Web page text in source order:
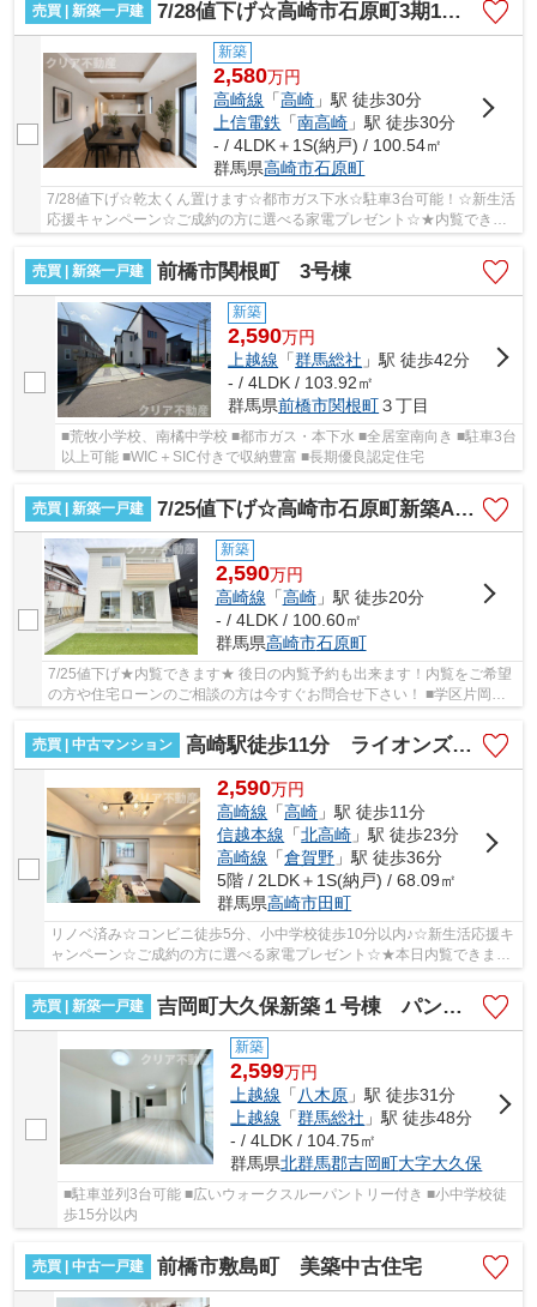
売買 | 新築一戸建 7/28値下げ☆高崎市石原町3期1号棟 ファミクロ＋土間収納
新築
2,580万円
高崎線 「高崎 」駅 徒歩30分
上信電鉄 「南高崎 」駅 徒歩30分
- / 4LDK＋1S(納戸) / 100.54㎡
群馬県高崎市石原町
7/28値下げ☆乾太くん置けます☆都市ガス下水☆駐車3台可能！☆新生活
応援キャンペーン☆ご成約の方に選べる家電プレゼント☆★内覧できま
す★本日、お客様のご都合に合わせて内覧できます。18...
売買 | 新築一戸建
前橋市関根町 3号棟
新築
2,590万円
上越線 「群馬総社 」駅 徒歩42分
- / 4LDK / 103.92㎡
群馬県前橋市関根町３丁目
■荒牧小学校、南橘中学校 ■都市ガス・本下水 ■全居室南向き ■駐車3台
以上可能 ■WIC＋SIC付きで収納豊富 ■長期優良認定住宅
売買 | 新築一戸建 7/25値下げ☆高崎市石原町新築A号棟 高崎駅徒歩20分♪
新築
2,590万円
高崎線 「高崎」駅 徒歩20分
- / 4LDK / 100.60㎡
群馬県高崎市石原町
7/25値下げ★内覧できます★ 後日の内覧予約も出来ます！内覧をご希望
の方や住宅ローンのご相談の方は今すぐお問合せ下さい！ ■学区片岡小
売買 | 中古マンション
高崎駅徒歩11分 ライオンズマンション高崎田町5階リノベ
2,590万円
高崎線 「高崎 」駅 徒歩11分
信越本線 「北高崎 」駅 徒歩23分
高崎線 「倉賀野 」駅 徒歩36分
5階 / 2LDK＋1S(納戸) / 68.09㎡
群馬県高崎市田町
リノベ済み☆コンビニ徒歩5分、小中学校徒歩10分以内♪☆新生活応援キ
ャンペーン☆ご成約の方に選べる家電プレゼント☆★本日内覧できます
売買 | 新築一戸建
吉岡町大久保新築１号棟 パントリー大容量！
新築
2,599万円
上越線 「 八木原 」駅 徒歩31分
上越線 「群馬総社 」駅 徒歩48分
- / 4LDK / 104.75㎡
群馬県北群馬郡吉岡町大字大久保
■駐車並列3台可能 ■広いウォークスルーパントリー付き ■小中学校徒
歩15分以内
売買 | 中古一戸建 前橋市敷島町 美築中古住宅